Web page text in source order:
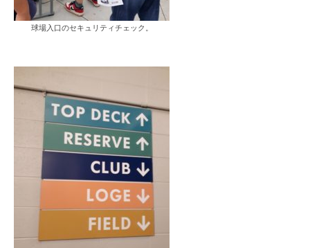
球場入口のセキュリティチェック。